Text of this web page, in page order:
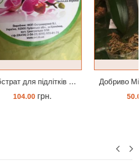
Субстрат для підлітків орхідей 4 л Добриво Містер Цвіт Орхідея